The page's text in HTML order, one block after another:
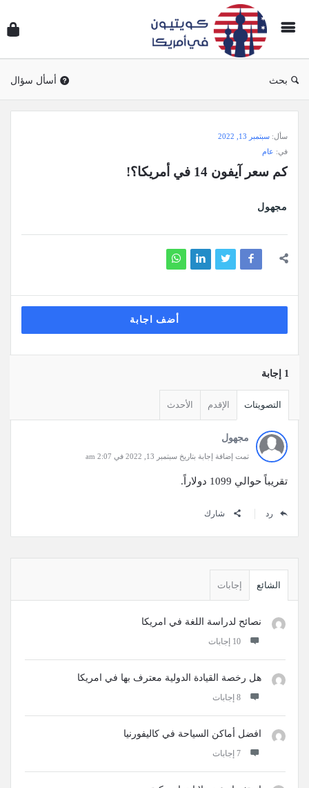
بحث أسأل سؤال
وجواب
أمريكا
سأل: سبتمبر 13, 2022
في: عام
كم سعر آيفون 14 في أمريكا؟!
مجهول
أضف اجابة
‫1 إجابة
التصويتات الإقدم الأحدث
مجهول
تمت إضافة إجابة بتاريخ سبتمبر 13, 2022 في 2:07 am
تقريباً حوالي 1099 دولاراً.
رد شارك
الجانبيةالشائع إجابات
نصائح لدراسة اللغة في امريكا
‫10 إجابات
هل رخصة القيادة الدولية معترف بها في امريكا
‫8 إجابات
افضل أماكن السياحة في كاليفورنيا
‫7 إجابات